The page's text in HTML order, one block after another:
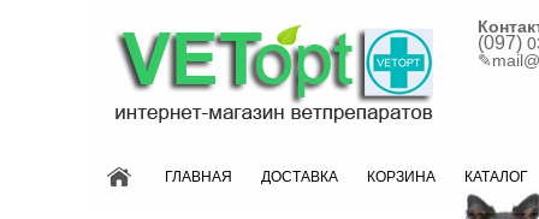
(097)
✎
ГЛАВНАЯ ДОСТАВКА КОРЗИНА КАТАЛОГ